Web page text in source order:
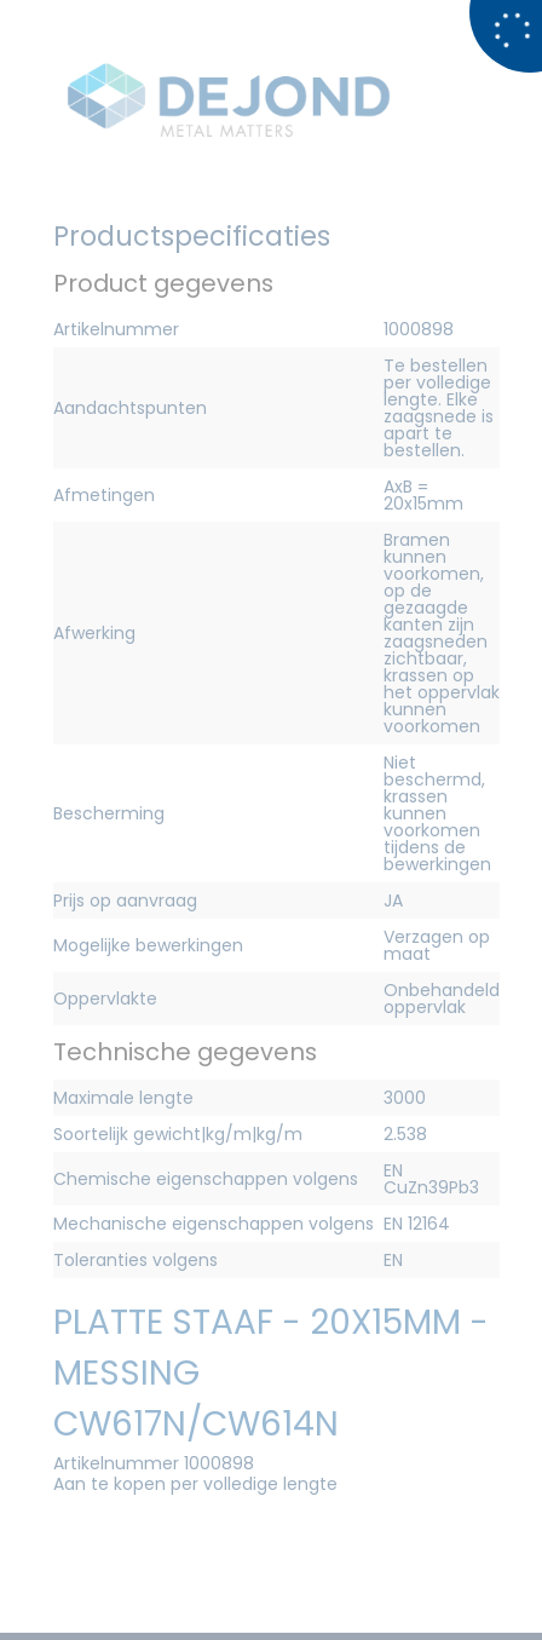
Productspecificaties
Product gegevens
Artikelnummer 1000898
Aandachtspunten
Te bestellen
per volledige
lengte. Elke
zaagsnede is
apart te
bestellen.
Afmetingen
AxB =
20x15mm
Afwerking
Bramen
kunnen
voorkomen,
op de
gezaagde
kanten zijn
zaagsneden
zichtbaar,
krassen op
het oppervlak
kunnen
voorkomen
Bescherming
Niet
beschermd,
krassen
kunnen
voorkomen
tijdens de
bewerkingen
Prijs op aanvraag
JA
Mogelijke bewerkingen
Verzagen op
maat
Oppervlakte
Onbehandeld
oppervlak
Technische gegevens
Maximale lengte
3000
Soortelijk gewicht|kg/m|kg/m
2.538
Chemische eigenschappen volgens
EN
CuZn39Pb3
Mechanische eigenschappen volgens EN 12164
Toleranties volgens
EN
PLATTE STAAF - 20X15MM -
MESSING
CW617N/CW614N
Artikelnummer 1000898
Aan te kopen per volledige lengte